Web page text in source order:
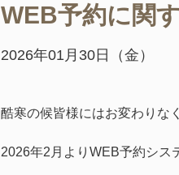
WEB予約に関
2026年01月30日（金）
酷寒の候皆様にはお変わりな
2026年2月よりWEB予約シス